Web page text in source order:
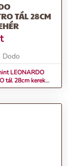
TÁL 28CM
Dodo
LEONARDO
tál 28cm kerek